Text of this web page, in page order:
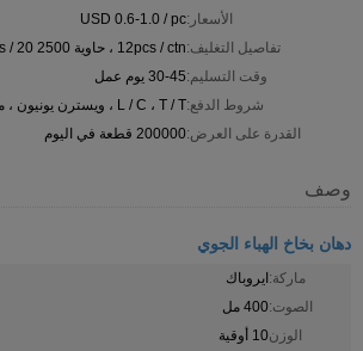
الأسعار:USD 0.6-1.0 / pc
تفاصيل التغليف:12pcs / ctn ، حاوية 2500 ctns / 20 قدم
وقت التسليم:30-45 يوم عمل
شروط الدفع:L / C ، T / T ، ويسترن يونيون ، موني جرام
القدرة على العرض:200000 قطعة في اليوم
وصف
دهان بخاخ الهباء الجوي
ماركة:ايروباك
الصوت:400 مل
الوزن10 أوقية